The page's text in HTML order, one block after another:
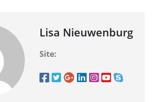
Lisa Nieuwenburg
Site: